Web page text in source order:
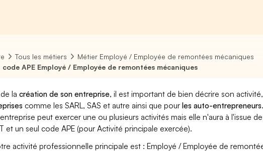
Tous les métiers
Métier Employé / Employée de remontées mécaniques
code APE Employé / Employée de remontées mécaniques
lacréation de son entreprise, il est important de bien décrire son
comme les SARL, SAS et autre ainsi que pourles auto-entrepreneurs.
peut exercer une ou plusieurs activités mais elle n'aura à l'issue
et un seul code APE (pour Activité principale exercée).
activité professionnelle principale est : Employé / Employée de